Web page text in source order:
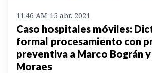
11:46 AM 15 abr. 2021
Caso hospitales móviles:
formal procesamiento con
preventiva a Marco Bográn
Moraes